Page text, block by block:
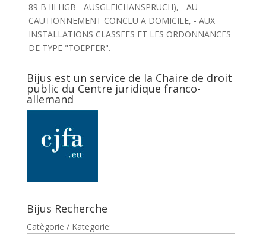
89 B III HGB - AUSGLEICHANSPRUCH), - AU
CAUTIONNEMENT CONCLU A DOMICILE, - AUX
INSTALLATIONS CLASSEES ET LES ORDONNANCES
DE TYPE "TOEPFER".
Bijus est un service de la Chaire de droit
public du Centre juridique franco-
allemand
Bijus Recherche
Catègorie / Kategorie: